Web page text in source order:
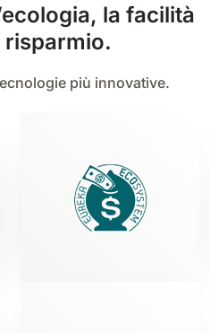
la facilità
risparmio.
più innovative.